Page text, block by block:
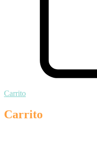
Carrito
Carrito